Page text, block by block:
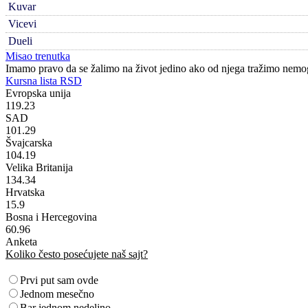
Kuvar
Vicevi
Dueli
Misao trenutka
Imamo pravo da se žalimo na život jedino ako od njega tražimo
Kursna lista RSD
Evropska unija
119.23
SAD
101.29
Švajcarska
104.19
Velika Britanija
134.34
Hrvatska
15.9
Bosna i Hercegovina
60.96
Anketa
Koliko često posećujete naš sajt?
Prvi put sam ovde
Jednom mesečno